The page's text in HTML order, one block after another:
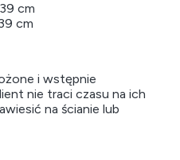
cm
cm
i wstępnie
nie traci czasu na ich
na ścianie lub